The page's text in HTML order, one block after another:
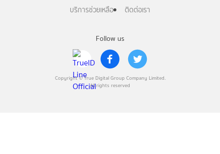
Follow us
Copyright © True Digital Group Company Limited.
All rights reserved
บริการช่วยเหลือ
ติดต่อเรา